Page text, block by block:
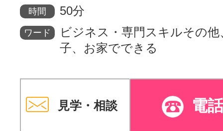
時間 50分
ワード
ビジネス・専門スキルその
子、お家でできる
見学・相談 電